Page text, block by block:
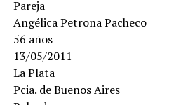
Pareja
Angélica Petrona Pacheco
56 años
13/05/2011
La Plata
Pcia. de Buenos Aires